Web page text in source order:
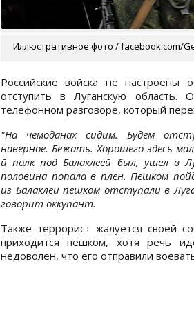
Иллюстративное фото / facebook.com/
Российские войска не настроены
отступить в Луганскую
телефонном разговоре, который
"На чемоданах сидим. Будем
наверное. Бежать. Хорошего здесь
й полк под Балаклеей был, ушел в
половина попала в плен. Пешком
из Балаклеи пешком отступали в
говорит оккупант.
Также террорист жалуется своей
приходится пешком, хотя речь
недоволен, что его отправили